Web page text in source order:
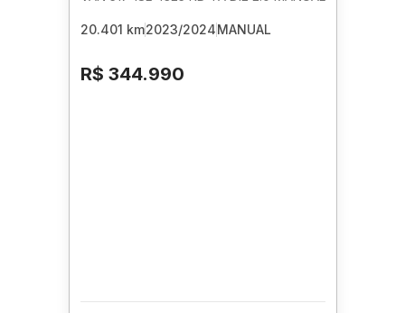
20.401 km2023/2024MANUAL
R$ 344.990